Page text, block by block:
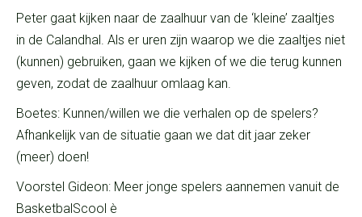
Peter gaat kijken naar de zaalhuur van de ‘kleine’ zaaltjes
in de Calandhal. Als er uren zijn waarop we die zaaltjes niet
(kunnen) gebruiken, gaan we kijken of we die terug kunnen
geven, zodat de zaalhuur omlaag kan.
Boetes: Kunnen/willen we die verhalen op de spelers?
Afhankelijk van de situatie gaan we dat dit jaar zeker
(meer) doen!
Voorstel Gideon: Meer jonge spelers aannemen vanuit de
BasketbalScool è